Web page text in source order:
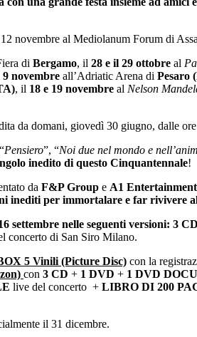
novembre al Mediolanum Forum di
di Bergamo, il 28 e il 29 ottobre al
9 novembre all’Adriatic Arena di Pesaro
, il 18 e 19 novembre al Nelson
da domani, giovedì 30 giugno, dalle
Pensiero”, “Noi due nel mondo e
inedito di questo Cinquantennale!
da F&P Group e A1 Entertainment
inediti per immortalare e far rivivere
settembre nelle seguenti versioni: 3 CD
concerto di San Siro Milano.
5 Vinili (Picture Disc) con la
con 3 CD + 1 DVD + 1 DVD
live del concerto + LIBRO DI 200
il 31 dicembre.